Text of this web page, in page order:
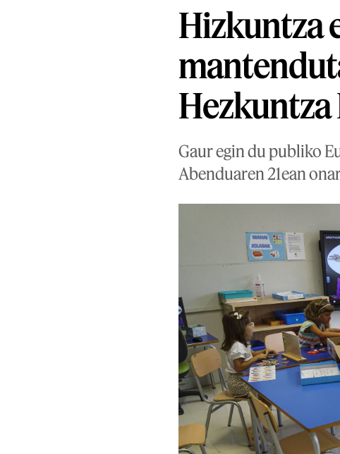
Hizkuntza
Hezkuntza
Gaur egin du publiko
Abenduaren 21ean